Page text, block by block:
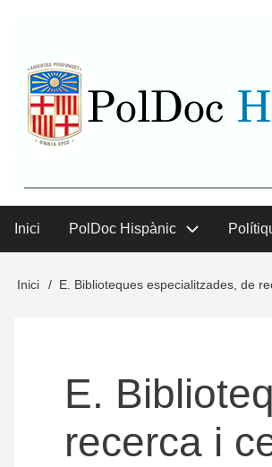
contingut
menu
Main
menu
Inici PolDoc Hispànic
Inici E. Biblioteques especialitzades, de
E.
recerca i